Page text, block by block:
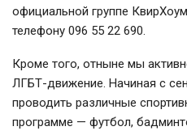
официальной группе
телефону 096 55 22 690.
Кроме того, отныне мы
ЛГБТ-движение. Начиная с
проводить различные
программе — футбол,